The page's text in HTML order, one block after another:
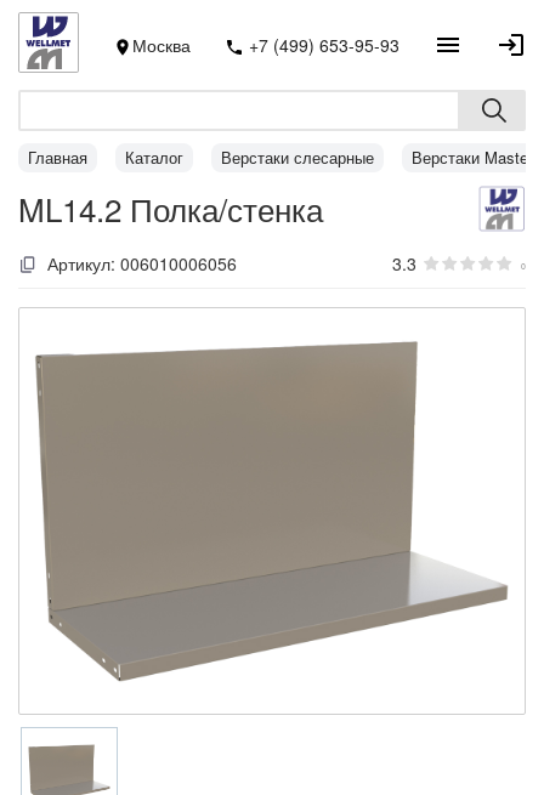
Москва +7 (499) 653-95-93
Главная Каталог Верстаки слесарные Верстаки
ML14.2 Полка/стенка
Артикул: 006010006056 3.3 0